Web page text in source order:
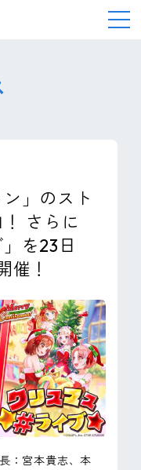
」のスト
さらに
を23日
催！
：宮本貴志、本